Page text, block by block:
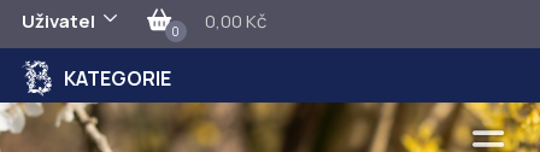
Uživatel 0 0,00 Kč
KATEGORIE